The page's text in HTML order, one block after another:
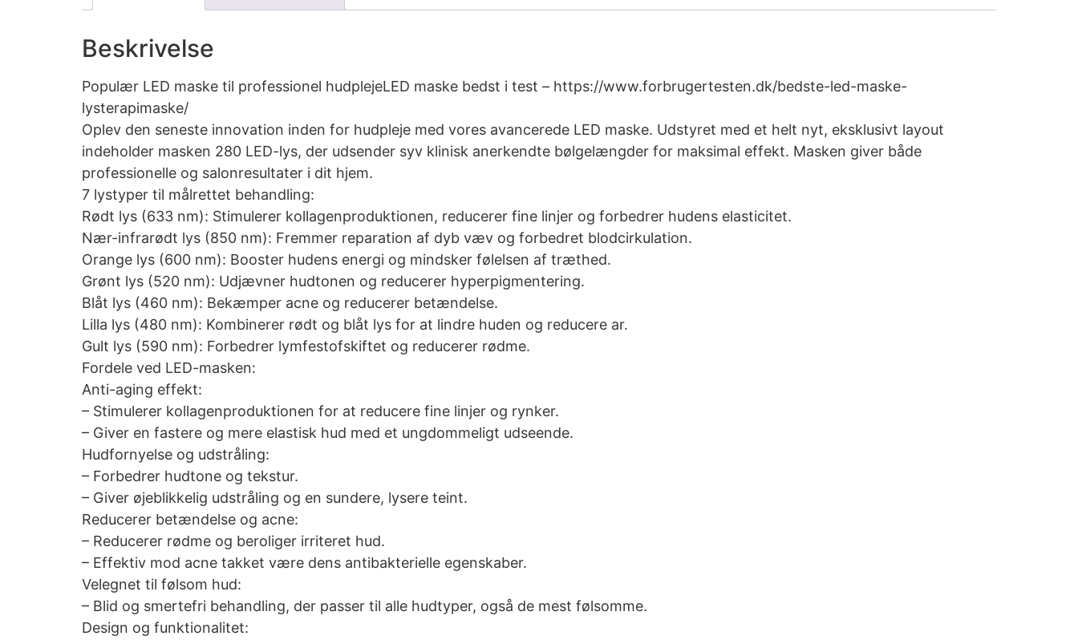
Beskrivelse
Populær LED maske til professionel hudplejeLED maske bedst i test – https://www.forbrugertesten.dk/bedste-led-maske-
lysterapimaske/
Oplev den seneste innovation inden for hudpleje med vores avancerede LED maske. Udstyret med et helt nyt, eksklusivt layout
indeholder masken 280 LED-lys, der udsender syv klinisk anerkendte bølgelængder for maksimal effekt. Masken giver både
professionelle og salonresultater i dit hjem.
7 lystyper til målrettet behandling:
Rødt lys (633 nm): Stimulerer kollagenproduktionen, reducerer fine linjer og forbedrer hudens elasticitet.
Nær-infrarødt lys (850 nm): Fremmer reparation af dyb væv og forbedret blodcirkulation.
Orange lys (600 nm): Booster hudens energi og mindsker følelsen af træthed.
Grønt lys (520 nm): Udjævner hudtonen og reducerer hyperpigmentering.
Blåt lys (460 nm): Bekæmper acne og reducerer betændelse.
Lilla lys (480 nm): Kombinerer rødt og blåt lys for at lindre huden og reducere ar.
Gult lys (590 nm): Forbedrer lymfestofskiftet og reducerer rødme.
Fordele ved LED-masken:
Anti-aging effekt:
– Stimulerer kollagenproduktionen for at reducere fine linjer og rynker.
– Giver en fastere og mere elastisk hud med et ungdommeligt udseende.
Hudfornyelse og udstråling:
– Forbedrer hudtone og tekstur.
– Giver øjeblikkelig udstråling og en sundere, lysere teint.
Reducerer betændelse og acne:
– Reducerer rødme og beroliger irriteret hud.
– Effektiv mod acne takket være dens antibakterielle egenskaber.
Velegnet til følsom hud:
– Blid og smertefri behandling, der passer til alle hudtyper, også de mest følsomme.
Design og funktionalitet: